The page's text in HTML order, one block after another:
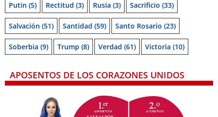
Putin (5) Rectitud (3) Rusia (3) Sacrificio (33)
Salvación (51) Santidad (59) Santo Rosario (23)
Soberbia (9) Trump (8) Verdad (61) Victoria (10)
APOSENTOS DE LOS CORAZONES UNIDOS